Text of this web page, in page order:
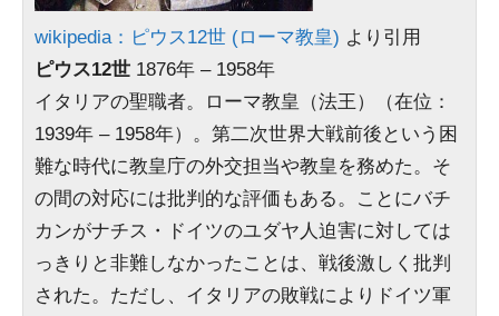
wikipedia：ピウス12世 (ローマ教皇) より引用
ピウス12世 1876年 – 1958年
イタリアの聖職者。ローマ教皇（法王）（在位：
1939年 – 1958年）。第二次世界大戦前後という困
難な時代に教皇庁の外交担当や教皇を務めた。そ
の間の対応には批判的な評価もある。ことにバチ
カンがナチス・ドイツのユダヤ人迫害に対しては
っきりと非難しなかったことは、戦後激しく批判
された。ただし、イタリアの敗戦によりドイツ軍